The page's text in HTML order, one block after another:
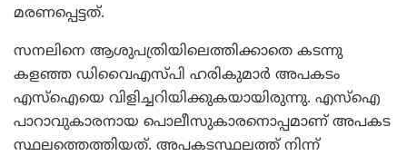
മരണപ്പെട്ടത്.
സനലിനെ ആശുപത്രിയിലെത്തിക്കാതെ കടന്നു
കളഞ്ഞ ഡിവൈഎസ്പി ഹരികുമാര്‍ അപകടം
എസ്‌ഐയെ വിളിച്ചറിയിക്കുകയായിരുന്നു. എസ്‌ഐ
പാറാവുകാരനായ പൊലീസുകാരനൊപ്പമാണ് അപകട
സ്ഥലത്തെത്തിയത്. അപകടസ്ഥലത്ത് നിന്ന്